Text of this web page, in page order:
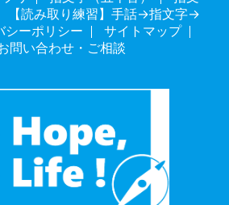
【読み取り練習】手話→指文字→
シーポリシー
サイトマップ
問い合わせ・ご相談